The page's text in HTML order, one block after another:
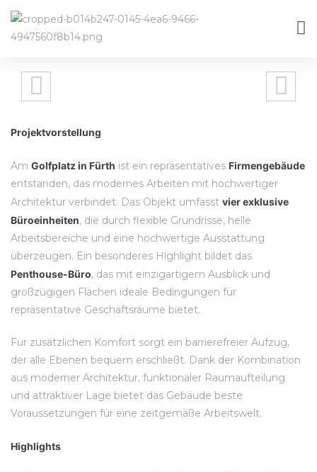
Projektvorstellung
Am Golfplatz in Fürth ist ein repräsentatives Firmengebäude
entstanden, das modernes Arbeiten mit hochwertiger
Architektur verbindet. Das Objekt umfasst vier exklusive
Büroeinheiten, die durch flexible Grundrisse, helle
Arbeitsbereiche und eine hochwertige Ausstattung
überzeugen. Ein besonderes Highlight bildet das
Penthouse-Büro, das mit einzigartigem Ausblick und
großzügigen Flächen ideale Bedingungen für
repräsentative Geschäftsräume bietet.
Für zusätzlichen Komfort sorgt ein barrierefreier Aufzug,
der alle Ebenen bequem erschließt. Dank der Kombination
aus moderner Architektur, funktionaler Raumaufteilung
und attraktiver Lage bietet das Gebäude beste
Voraussetzungen für eine zeitgemäße Arbeitswelt.
Highlights